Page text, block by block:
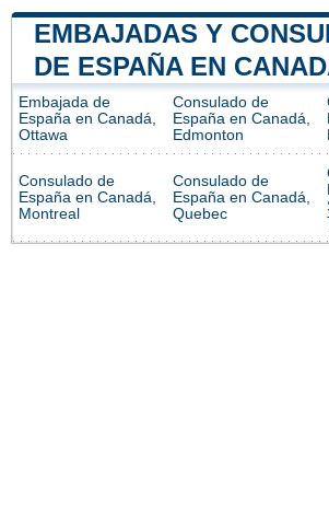
EMBAJADAS Y
DE ESPAÑA EN
Embajada de
España en Canadá,
Ottawa
Consulado de
España en Canadá,
Edmonton
Consulado de
España en Canadá,
Montreal
Consulado de
España en Canadá,
Quebec